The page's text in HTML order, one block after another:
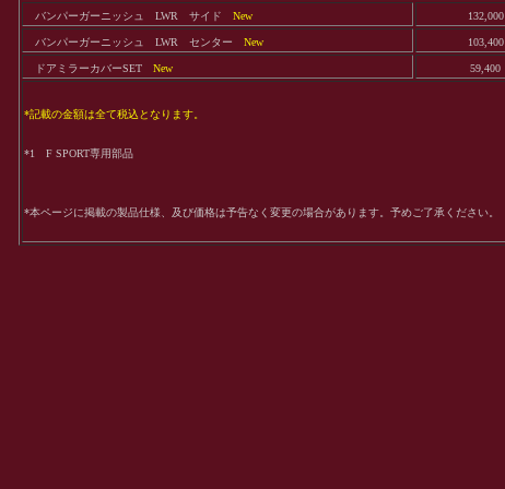
バンパーガーニッシュ LWR サイド New 132,000
バンパーガーニッシュ LWR センター New 103,400
ドアミラーカバーSET New 59,400
*記載の金額は全て税込となります。
*1 F SPORT専用部品
*本ページに掲載の製品仕様、及び価格は予告なく変更の場合があります。予めご了承ください。